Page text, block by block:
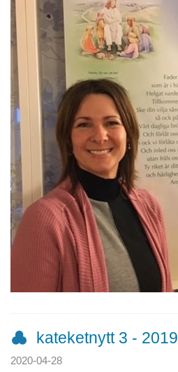
kateketnytt 3 - 2019
2020-04-28